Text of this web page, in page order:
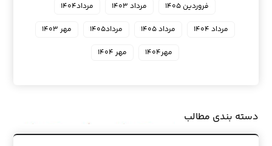
فروردین ۱۴۰۵
مرداد ۱۴۰۳
مرداد۱۴۰۴
مرداد ۱۴۰۴
مرداد ۱۴۰۵ مرداد۱۴۰۵
مهر ۱۴۰۳
مهر۱۴۰۴
مهر ۱۴۰۴
دسته بندی مطالب